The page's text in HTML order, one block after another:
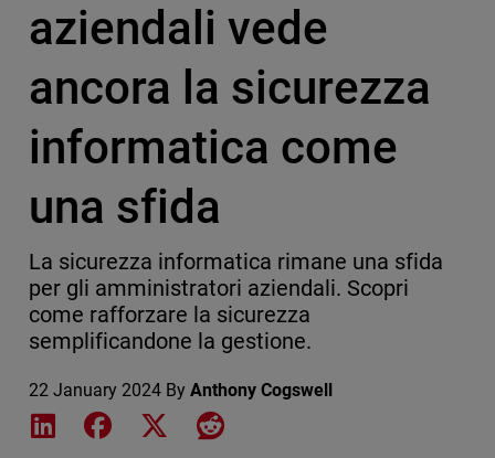
aziendali vede
ancora la sicurezza
informatica come
una sfida
La sicurezza informatica rimane una sfida
per gli amministratori aziendali. Scopri
come rafforzare la sicurezza
semplificandone la gestione.
22 January 2024 By Anthony Cogswell
Share on LinkedIn
Share on Facebook
Share on XShare on Reddit